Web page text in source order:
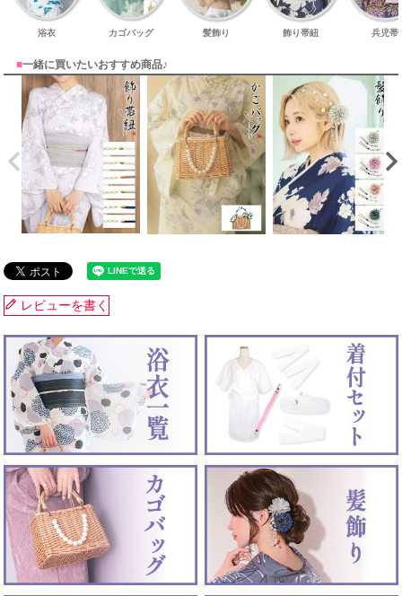
浴衣 カゴバッグ 髪飾り 飾り帯紐 兵児帯
■一緒に買いたいおすすめ商品♪
レビューを書く